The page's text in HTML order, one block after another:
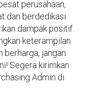
perusahaan,
dan berdedikasi
dampak positif.
keterampilan
berharga, jangan
Segera kirimkan
Admin di